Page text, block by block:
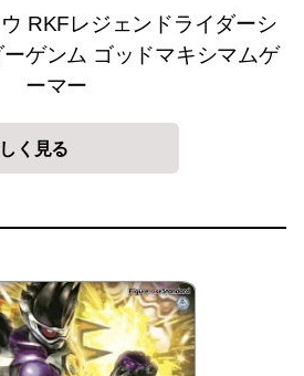
RKFレジェンドライダーシ
ゲンム ゴッドマキシマムゲ
ーマー
く見る